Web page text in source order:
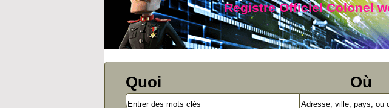
Registre Officiel Colonel
Quoi Où